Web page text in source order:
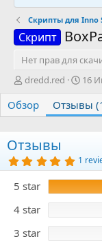
Скрипты для Inno
Скрипт
Нет прав для
А
т
о
р
dredd.red
Д
т
а
с
д
а
н
и
я
16
Обзор Отзывы
Отзывы
5
.
0
0
з
ё
з
1
5 star
4 star
3 star